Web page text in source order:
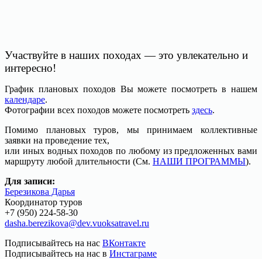
Участвуйте в наших походах — это увлекательно и
интересно!
График плановых походов Вы можете посмотреть в нашем
календаре.
Фотографии всех походов можете посмотреть здесь.
Помимо плановых туров, мы принимаем коллективные
заявки на проведение тех,
или иных водных походов по любому из предложенных вами
маршруту любой длительности (См. НАШИ ПРОГРАММЫ).
Для записи:
Березикова Дарья
Координатор туров
+7 (950) 224-58-30
dasha.berezikova@dev.vuoksatravel.ru
Подписывайтесь на нас ВКонтакте
Подписывайтесь на нас в Инстаграме